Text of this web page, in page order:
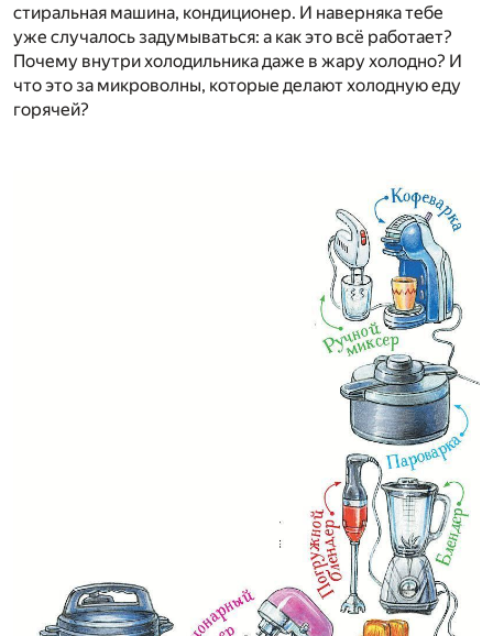
стиральная машина, кондиционер. И наверняка тебе
уже случалось задумываться: а как это всё работает?
Почему внутри холодильника даже в жару холодно? И
что это за микроволны, которые делают холодную еду
горячей?